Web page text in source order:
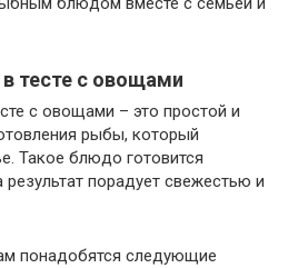
тесте с овощами
с овощами – это простой и
рыбы, который
Такое блюдо готовится
порадует свежестью и
понадобятся следующие